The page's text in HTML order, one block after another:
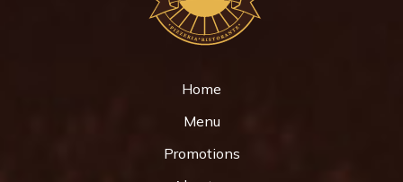
Home
Menu
Promotions